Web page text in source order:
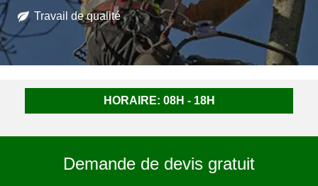
Travail de qualité
HORAIRE: 08H - 18H
Demande de devis gratuit